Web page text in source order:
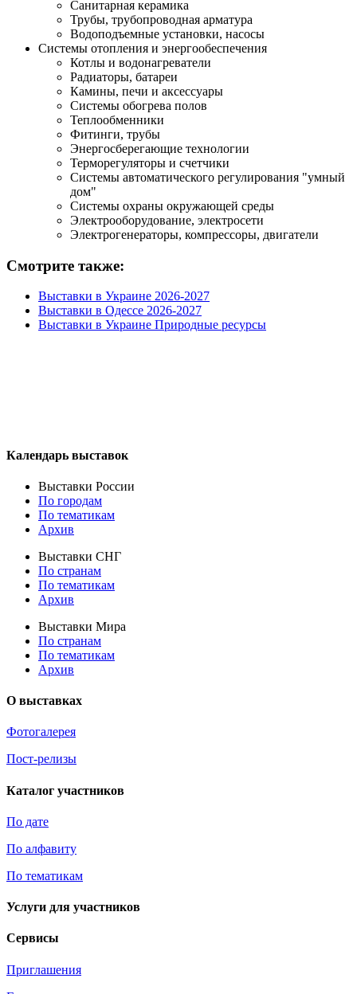
Санитарная керамика
Трубы, трубопроводная арматура
Водоподъемные установки, насосы
Системы отопления и энергообеспечения
Котлы и водонагреватели
Радиаторы, батареи
Камины, печи и аксессуары
Системы обогрева полов
Теплообменники
Фитинги, трубы
Энергосберегающие технологии
Терморегуляторы и счетчики
Системы автоматического регулирования "умный
дом"
Системы охраны окружающей среды
Электрооборудование, электросети
Электрогенераторы, компрессоры, двигатели
Смотрите также:
Выставки в Украине 2026-2027
Выставки в Одессе 2026-2027
Выставки в Украине Природные ресурсы
Календарь выставок
Выставки России
По городам
По тематикам
Архив
Выставки СНГ
По странам
По тематикам
Архив
Выставки Мира
По странам
По тематикам
Архив
О выставках
Фотогалерея
Пост-релизы
Каталог участников
По дате
По алфавиту
По тематикам
Услуги для участников
Сервисы
Приглашения